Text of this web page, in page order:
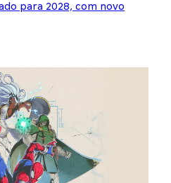
para 2028, com novo